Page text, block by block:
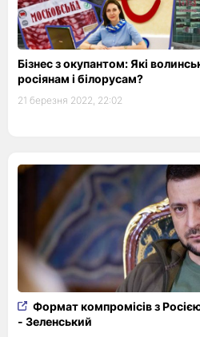
Бізнес з окупантом: Які
росіянам і білорусам?
21 березня 2022, 22:02
Формат компромісів з
- Зеленський